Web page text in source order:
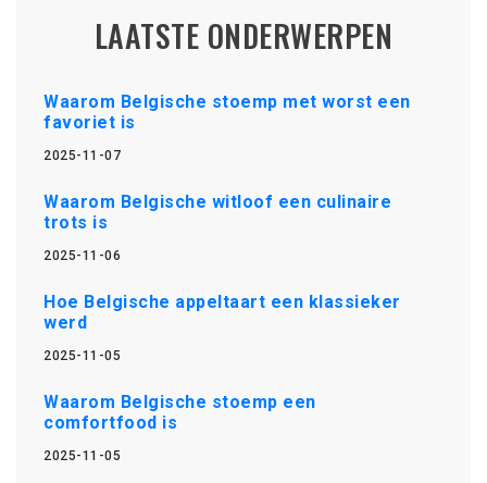
LAATSTE ONDERWERPEN
Waarom Belgische stoemp met worst een
favoriet is
2025-11-07
Waarom Belgische witloof een culinaire
trots is
2025-11-06
Hoe Belgische appeltaart een klassieker
werd
2025-11-05
Waarom Belgische stoemp een
comfortfood is
2025-11-05